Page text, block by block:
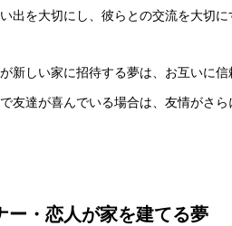
出を大切にし、彼らとの交流を大切に
新しい家に招待する夢は、お互いに
友達が喜んでいる場合は、友情がさら
ー・恋人が家を建てる夢